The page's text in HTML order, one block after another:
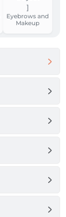
Eyebrows and
Makeup